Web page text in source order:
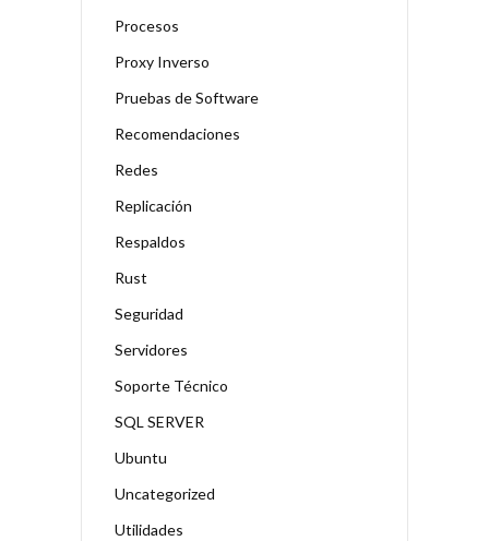
Procesos
Proxy Inverso
Pruebas de Software
Recomendaciones
Redes
Replicación
Respaldos
Rust
Seguridad
Servidores
Soporte Técnico
SQL SERVER
Ubuntu
Uncategorized
Utilidades